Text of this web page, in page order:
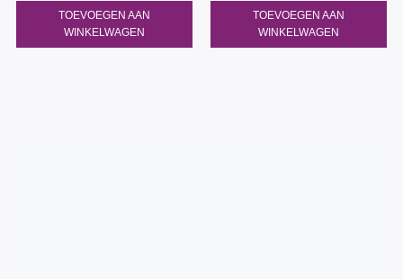
TOEVOEGEN AAN
WINKELWAGEN
TOEVOEGEN AAN
WINKELWAGEN